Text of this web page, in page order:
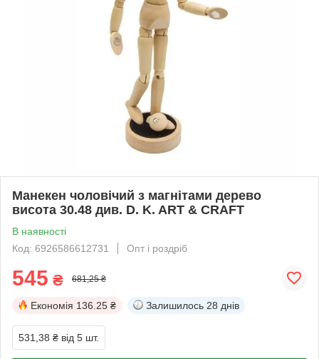
Манекен чоловічий з магнітами дерево
висота 30.48 див. D. K. ART & CRAFT
В наявності
Код: 6926586612731
Опт і роздріб
545 ₴ 681,25 ₴
Економія 136.25 ₴ Залишилось 28 днів
531,38 ₴ від 5 шт.